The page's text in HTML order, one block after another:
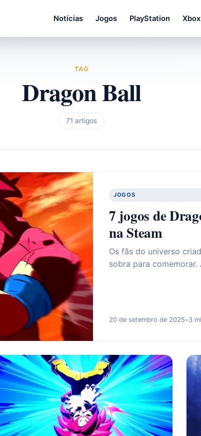
Notícias Jogos PlayStation Xbox
TAG
Dragon Ball
71 artigos
JOGOS
7 jogos de
na Steam
Os fãs do universo
sobra para
20 de setembro de 2025•3